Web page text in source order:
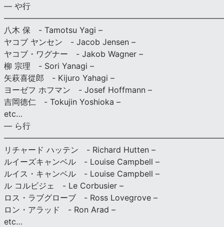
— や行
八木 保 - Tamotsu Yagi –
ヤコブ ヤンセン - Jacob Jensen –
ヤコブ・ワグナー - Jakob Wagner –
柳 宗理 - Sori Yanagi –
矢萩喜從郎 - Kijuro Yahagi –
ヨーゼフ ホフマン - Josef Hoffmann –
吉岡徳仁 - Tokujin Yoshioka –
etc…
— ら行
リチャード ハッテン - Richard Hutten –
ルイーズキャンベル - Louise Campbell –
ルイス・キャンベル - Louise Campbell –
ル コルビジェ - Le Corbusier –
ロス・ラブグローブ - Ross Lovegrove –
ロン・アラッド - Ron Arad –
etc…